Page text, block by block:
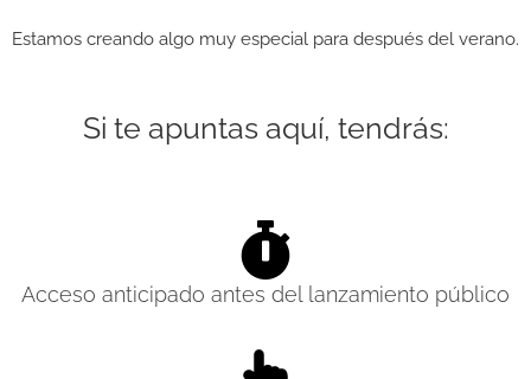
Estamos creando algo muy especial para después del verano.
Si te apuntas aquí, tendrás:
Acceso anticipado antes del lanzamiento público